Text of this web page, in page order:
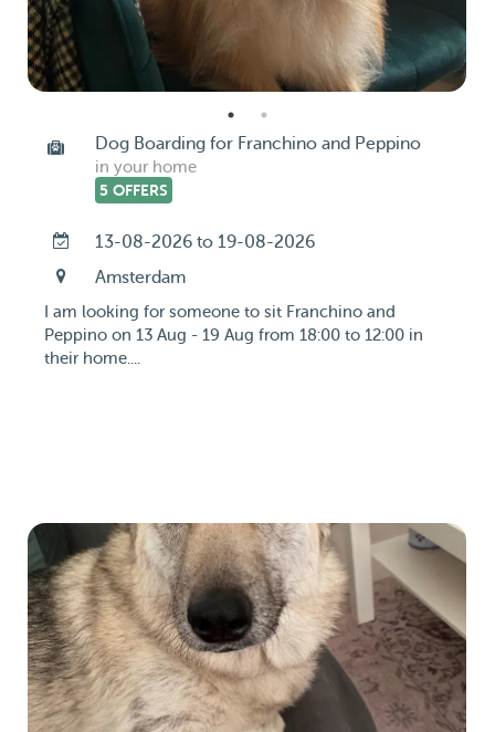
Dog Boarding for Franchino and Peppino
in your home
5 OFFERS
13-08-2026 to 19-08-2026
Amsterdam
I am looking for someone to sit Franchino and
Peppino on 13 Aug - 19 Aug from 18:00 to 12:00 in
their home....